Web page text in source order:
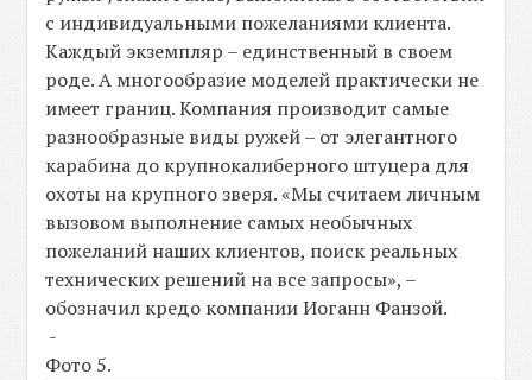
с индивидуальными пожеланиями клиента.
Каждый экземпляр – единственный в своем
роде. А многообразие моделей практически не
имеет границ. Компания производит самые
разнообразные виды ружей – от элегантного
карабина до крупнокалиберного штуцера для
охоты на крупного зверя. «Мы считаем личным
вызовом выполнение самых необычных
пожеланий наших клиентов, поиск реальных
технических решений на все запросы», –
обозначил кредо компании Иоганн Фанзой.
-
Фото 5.